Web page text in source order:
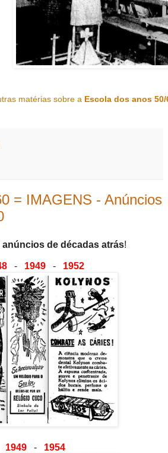
matérias sobre a Escola dos anos 50/
= IMAGENS - Anúncios
anúncios de décadas atrás!
- 1949 - 1952
1949 - 1954